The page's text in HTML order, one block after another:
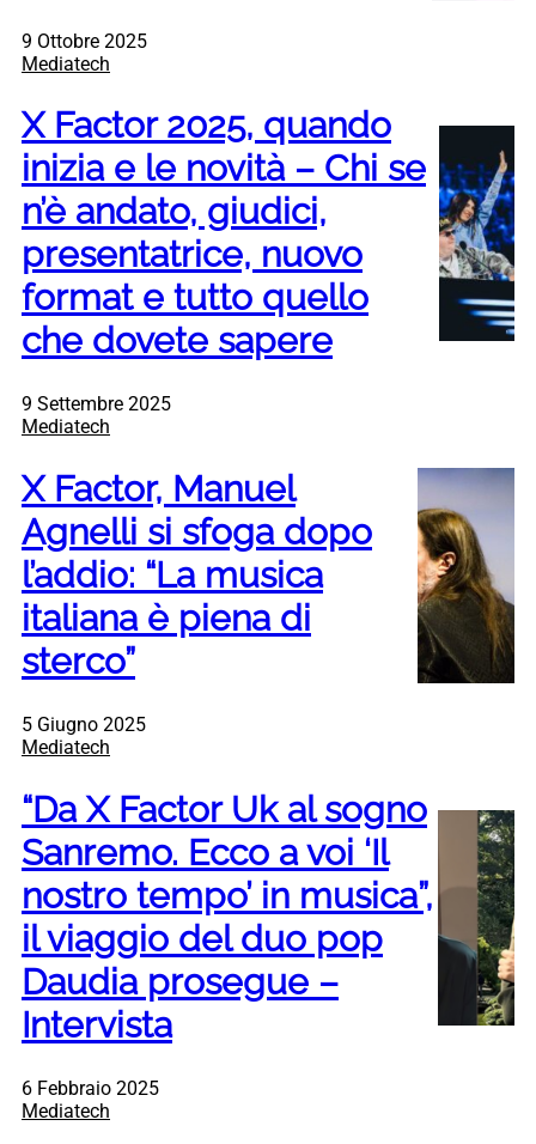
9 Ottobre 2025
Mediatech
X Factor 2025, quando
inizia e le novità – Chi se
n’è andato, giudici,
presentatrice, nuovo
format e tutto quello
che dovete sapere
9 Settembre 2025
Mediatech
X Factor, Manuel
Agnelli si sfoga dopo
l’addio: “La musica
italiana è piena di
sterco”
5 Giugno 2025
Mediatech
“Da X Factor Uk al sogno
Sanremo. Ecco a voi ‘Il
nostro tempo’ in musica”,
il viaggio del duo pop
Daudia prosegue –
Intervista
6 Febbraio 2025
Mediatech